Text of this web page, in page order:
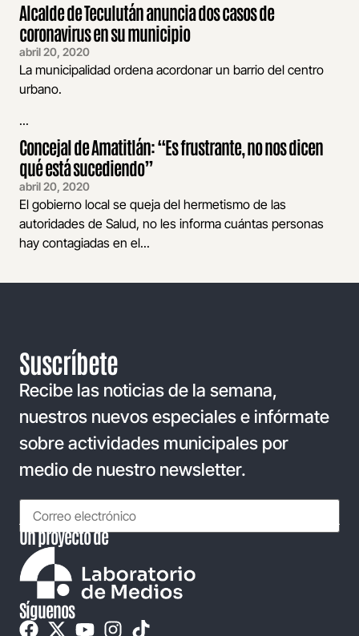
Alcalde de Teculután anuncia dos casos de
coronavirus en su municipio
abril 20, 2020
La municipalidad ordena acordonar un barrio del centro
urbano.
...
Concejal de Amatitlán: “Es frustrante, no nos dicen
qué está sucediendo”
abril 20, 2020
El gobierno local se queja del hermetismo de las
autoridades de Salud, no les informa cuántas personas
hay contagiadas en el...
Suscríbete
Recibe las noticias de la semana,
nuestros nuevos especiales e infórmate
sobre actividades municipales por
medio de nuestro newsletter.
Un proyecto de
Síguenos